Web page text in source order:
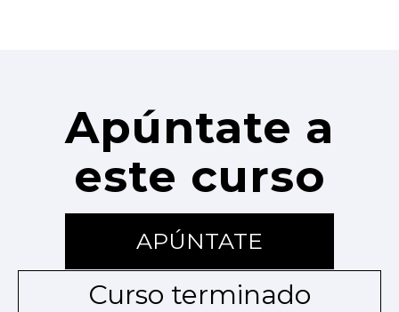
Apúntate a
este curso
APÚNTATE
Curso terminado